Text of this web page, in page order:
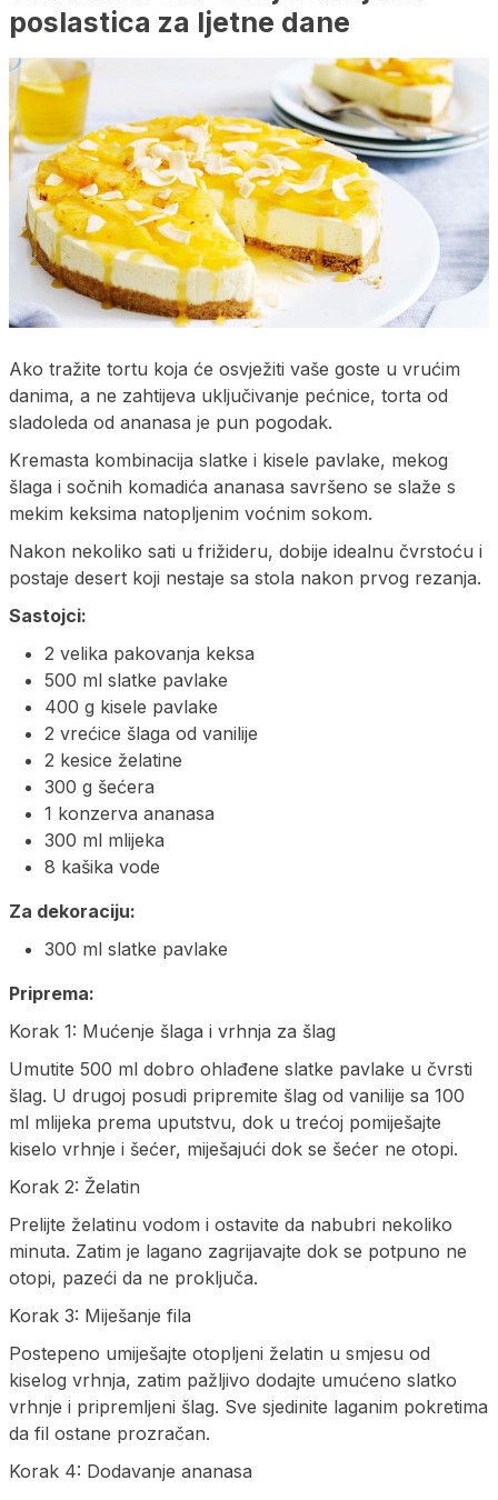
poslastica za ljetne dane
Ako tražite tortu koja će osvježiti vaše goste u vrućim
danima, a ne zahtijeva uključivanje pećnice, torta od
sladoleda od ananasa je pun pogodak.
Kremasta kombinacija slatke i kisele pavlake, mekog
šlaga i sočnih komadića ananasa savršeno se slaže s
mekim keksima natopljenim voćnim sokom.
Nakon nekoliko sati u frižideru, dobije idealnu čvrstoću i
postaje desert koji nestaje sa stola nakon prvog rezanja.
Sastojci:
2 velika pakovanja keksa
500 ml slatke pavlake
400 g kisele pavlake
2 vrećice šlaga od vanilije
2 kesice želatine
300 g šećera
1 konzerva ananasa
300 ml mlijeka
8 kašika vode
Za dekoraciju:
300 ml slatke pavlake
Priprema:
Korak 1: Mućenje šlaga i vrhnja za šlag
Umutite 500 ml dobro ohlađene slatke pavlake u čvrsti
šlag. U drugoj posudi pripremite šlag od vanilije sa 100
ml mlijeka prema uputstvu, dok u trećoj pomiješajte
kiselo vrhnje i šećer, miješajući dok se šećer ne otopi.
Korak 2: Želatin
Prelijte želatinu vodom i ostavite da nabubri nekoliko
minuta. Zatim je lagano zagrijavajte dok se potpuno ne
otopi, pazeći da ne proključa.
Korak 3: Miješanje fila
Postepeno umiješajte otopljeni želatin u smjesu od
kiselog vrhnja, zatim pažljivo dodajte umućeno slatko
vrhnje i pripremljeni šlag. Sve sjedinite laganim pokretima
da fil ostane prozračan.
Korak 4: Dodavanje ananasa